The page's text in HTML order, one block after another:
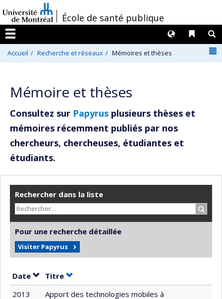
au
contenu
/École de santé publique
Menu
Liens
Langues
Accueil Recherche et réseaux Mémoires et thèses
Mémoire et thèses
Consultez sur Papyrus plusieurs thèses et
mémoires récemment publiés par nos
chercheurs, chercheuses, étudiantes et
étudiants.
Rechercher dans la liste
Pour une recherche détaillée
Visiter Papyrus
Date Trier par date en ordre croissant
Titre Trier par titre en ordre croissant
2013
Apport des technologies mobiles à